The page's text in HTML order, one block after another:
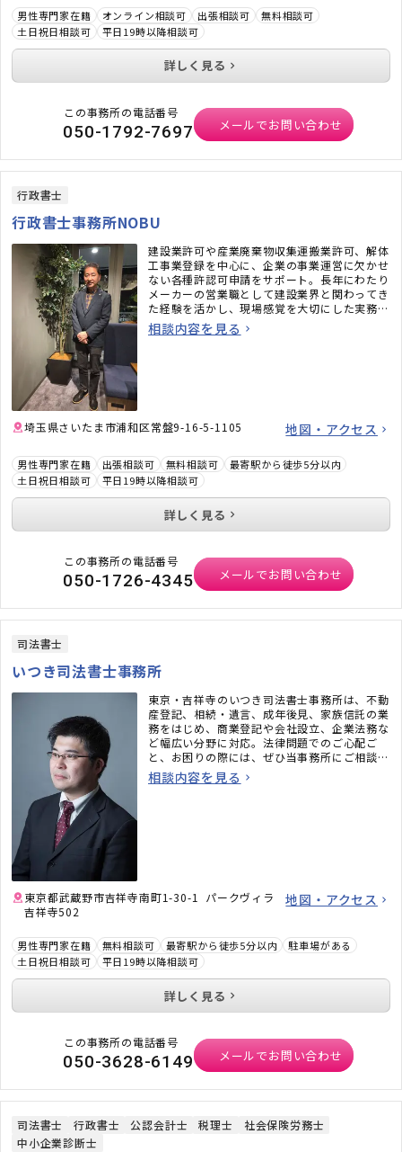
男性専門家在籍 オンライン相談可 出張相談可
無料相談可
土日祝日相談可
平日19時以降相談可
詳しく見る
この事務所の電話番号
050-1792-7697 メールでお問い合わせ
行政書士
行政書士事務所NOBU
建設業許可や産業廃棄物収集運搬業許可、解体
工事業登録を中心に、企業の事業運営に欠かせ
ない各種許認可申請をサポート。長年にわたり
メーカーの営業職として建設業界と関わってき
た経験を活かし、現場感覚を大切にした実務目
線で、事業の成長に寄り添いながら伴走支援し
ていきます。
相談内容を見る
埼玉県さいたま市浦和区常盤9-16-5-1105 地図・アクセス
男性専門家在籍 出張相談可 無料相談可
最寄駅から徒歩5分以内
土日祝日相談可
平日19時以降相談可
詳しく見る
この事務所の電話番号
050-1726-4345 メールでお問い合わせ
司法書士
いつき司法書士事務所
東京・吉祥寺のいつき司法書士事務所は、不動
産登記、相続・遺言、成年後見、家族信託の業
務をはじめ、商業登記や会社設立、企業法務な
ど幅広い分野に対応。法律問題でのご心配ご
と、お困りの際には、ぜひ当事務所にご相談く
ださい。
相談内容を見る
東京都武蔵野市吉祥寺南町1-30-1 パークヴィラ
吉祥寺502
地図・アクセス
男性専門家在籍 無料相談可 最寄駅から徒歩5分以内
駐車場がある
土日祝日相談可
平日19時以降相談可
詳しく見る
この事務所の電話番号
050-3628-6149 メールでお問い合わせ
司法書士 行政書士 公認会計士 税理士
社会保険労務士
中小企業診断士